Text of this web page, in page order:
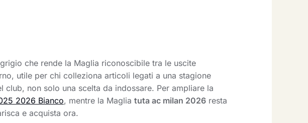
che rende la Maglia riconoscibile tra le uscite
utile per chi colleziona articoli legati a una stagione
non solo una scelta da indossare. Per ampliare la
2026 Bianco, mentre la Maglia tuta ac milan 2026resta
e acquista ora.